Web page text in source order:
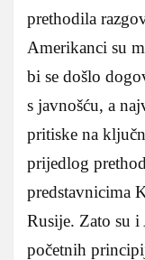
prethodila
Amerikanci su
bi se došlo
s javnošću, a
pritiske na
prijedlog
predstavnicima
Rusije. Zato su
početnih